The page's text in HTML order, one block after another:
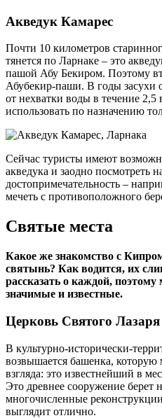
Акведук Камарес
Почти 10 километров
тянется по Ларнаке – это
пашой Абу Бекиром. Поэтому
Абубекир-паши. В годы засухи
от нехватки воды в течение 2,5
использовать по назначению
Сейчас туристы имеют
акведука и заодно посмотреть
достопримечательность –
мечеть с противоположного
Святые места
Какое же знакомство с
святынь? Как водится, их
рассказать о каждой,
значимые и известные.
Церковь Святого Лазаря
В культурно-исторически-
возвышается башенка, которую
взгляда: это известнейший в
Это древнее сооружение берет
многочисленные
выглядит отлично.